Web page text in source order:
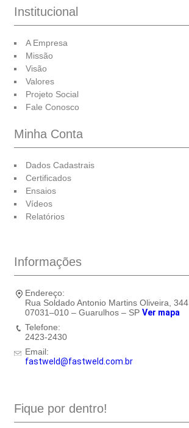
Institucional
A Empresa
Missão
Visão
Valores
Projeto Social
Fale Conosco
Minha Conta
Dados Cadastrais
Certificados
Ensaios
Vídeos
Relatórios
Informações
Endereço:
Rua Soldado Antonio Martins Oliveira, 344
07031–010 – Guarulhos – SP Ver mapa
Telefone:
2423-2430
Email:
fastweld@fastweld.com.br
Fique por dentro!